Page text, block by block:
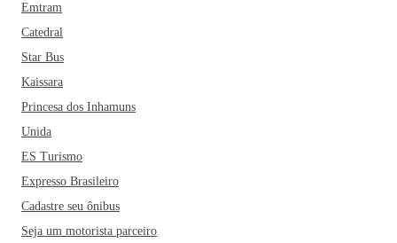
Emtram
Catedral
Star Bus
Kaissara
Princesa dos Inhamuns
Unida
ES Turismo
Expresso Brasileiro
Cadastre seu ônibus
Seja um motorista parceiro